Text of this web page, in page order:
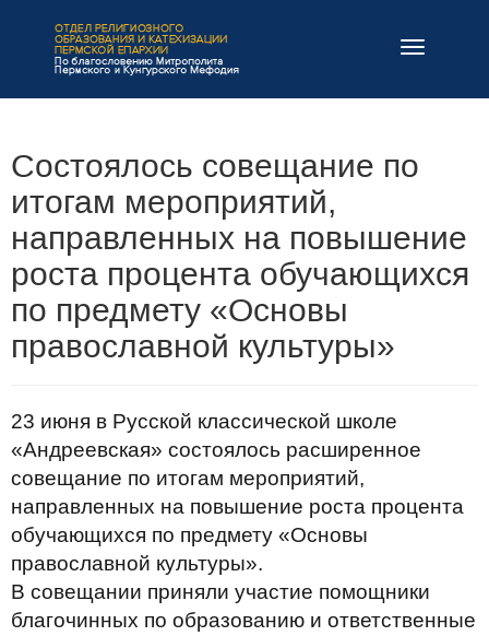
Навигация
Состоялось совещание по
итогам мероприятий,
направленных на повышение
роста процента обучающихся
по предмету «Основы
православной культуры»
23 июня в Русской классической школе
«Андреевская» состоялось расширенное
совещание по итогам мероприятий,
направленных на повышение роста процента
обучающихся по предмету «Основы
православной культуры».
В совещании приняли участие помощники
благочинных по образованию и ответственные